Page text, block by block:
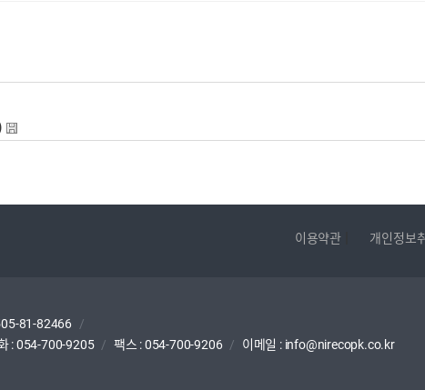
이용약관| 개인정보
81-82466 /
:054-700-9205 / 팩스 : 054-700-9206 /
이메일 : info@nirecopk.co.kr